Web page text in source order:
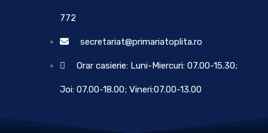
772
secretariat@primariatoplita.ro
Orar casierie: Luni-Miercuri: 07.00-15.30;
Joi: 07.00-18.00; Vineri:07.00-13.00